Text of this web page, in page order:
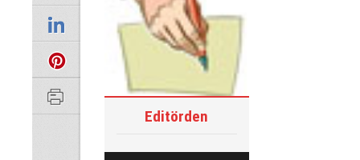
Editörden